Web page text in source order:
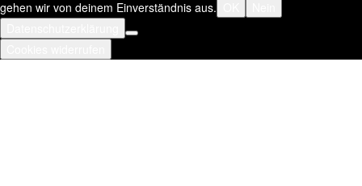
gehen wir von deinem Einverständnis aus.